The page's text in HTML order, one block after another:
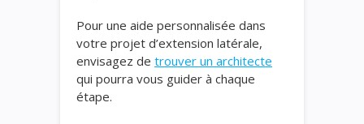
Pour une aide personnalisée dans
votre projet d’extension latérale,
envisagez de trouver un architecte
qui pourra vous guider à chaque
étape.